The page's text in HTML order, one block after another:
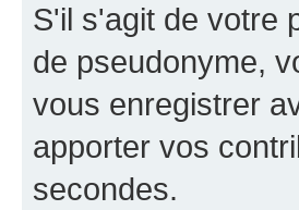
S'il s'agit de votre
de pseudonyme,
vous enregistrer
apporter vos
secondes.